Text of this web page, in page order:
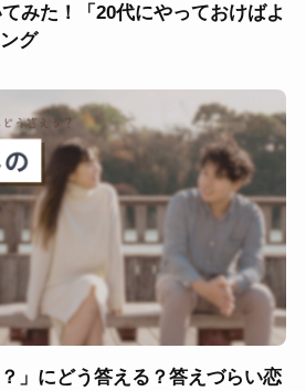
みた！「20代にやっておけばよ
グ
」にどう答える？答えづらい恋